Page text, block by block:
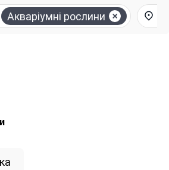
Акваріумні рослини